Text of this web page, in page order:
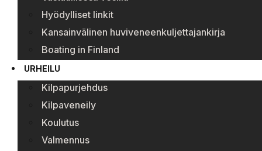
Hyödylliset linkit
Kansainvälinen huviveneenkuljettajankirja
Boating in Finland
URHEILU
Kilpapurjehdus
Kilpaveneily
Koulutus
Valmennus